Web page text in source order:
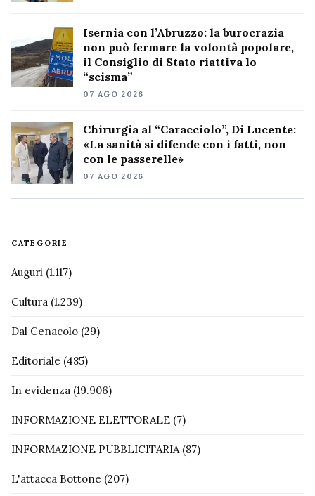
Isernia con l’Abruzzo: la burocrazia
non può fermare la volontà popolare,
il Consiglio di Stato riattiva lo
“scisma”
07 AGO 2026
Chirurgia al “Caracciolo”, Di Lucente:
«La sanità si difende con i fatti, non
con le passerelle»
07 AGO 2026
CATEGORIE
Auguri (1.117)
Cultura (1.239)
Dal Cenacolo (29)
Editoriale (485)
In evidenza (19.906)
INFORMAZIONE ELETTORALE (7)
INFORMAZIONE PUBBLICITARIA(87)
L'attacca Bottone (207)